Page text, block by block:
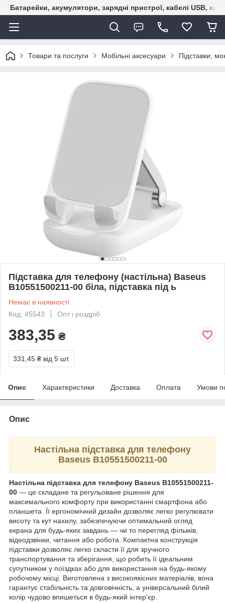
Батарейки, акумулятори, зарядні пристрої, кабелі USB,
Товари та послуги Мобільні аксесуари Підставки,
Підставка для телефону (настільна) Baseus
B10551500211-00 біла, підставка під ь
Немає в наявності
Код: 45543
Опт і роздріб
383,35 ₴
331,45 ₴ від 5 шт.
Опис Характеристики Доставка Оплата Умови
Опис
Настільна підставка для телефону
Baseus B10551500211-00
Настільна підставка для телефону Baseus B10551500211-
00 — це складане та регульоване рішення для
максимального комфорту при використанні смартфона або
планшета. Її ергономічний дизайн дозволяє легко регулювати
висоту та кут нахилу, забезпечуючи оптимальний огляд
екрана для будь-яких завдань — чи то перегляд фільмів,
відеодзвінки, читання або робота. Компактна конструкція
підставки дозволяє легко скласти її для зручного
транспортування та зберігання, що робить її ідеальним
супутником у поїздках або для використання на будь-якому
робочому місці. Виготовлена з високоякісних матеріалів, вона
гарантує стабільність та довговічність, а універсальний білий
колір чудово впишеться в будь-який інтер'єр.